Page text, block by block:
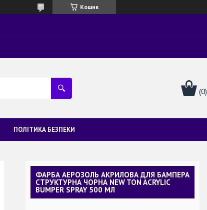
Кошик
ПОЛІТИКА БЕЗПЕКИ
ФАРБА АЕРОЗОЛЬ АКРИЛОВА ДЛЯ БАМПЕРА
СТРУКТУРНА ЧОРНА NEW TON ACRYLIC
BUMPER SPRAY 500 МЛ